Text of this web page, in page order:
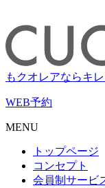
もクオレアならキレ
WEB予約
MENU
トップページ
コンセプト
会員制サービ